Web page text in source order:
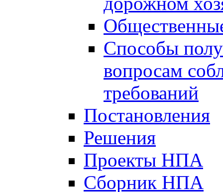
Способы
вопросам
требований
Постановления
Решения
Проекты НПА
Сборник НПА